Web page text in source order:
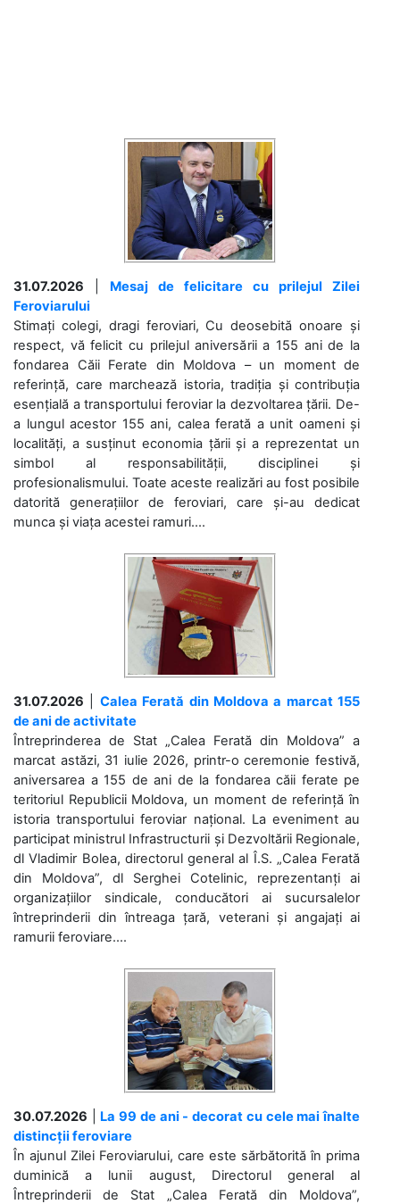
31.07.2026
Mesaj de felicitare cu prilejul Zilei
Feroviarului
Stimați colegi, dragi feroviari, Cu deosebită onoare și
respect, vă felicit cu prilejul aniversării a 155 ani de la
fondarea Căii Ferate din Moldova – un moment de
referință, care marchează istoria, tradiția și contribuția
esențială a transportului feroviar la dezvoltarea țării. De-
a lungul acestor 155 ani, calea ferată a unit oameni și
localități, a susținut economia țării și a reprezentat un
simbol al responsabilității, disciplinei și
profesionalismului. Toate aceste realizări au fost posibile
datorită generațiilor de feroviari, care și-au dedicat
munca și viața acestei ramuri....
31.07.2026
Calea Ferată din Moldova a marcat 155
de ani de activitate
Întreprinderea de Stat „Calea Ferată din Moldova” a
marcat astăzi, 31 iulie 2026, printr-o ceremonie festivă,
aniversarea a 155 de ani de la fondarea căii ferate pe
teritoriul Republicii Moldova, un moment de referință în
istoria transportului feroviar național. La eveniment au
participat ministrul Infrastructurii și Dezvoltării Regionale,
dl Vladimir Bolea, directorul general al Î.S. „Calea Ferată
din Moldova”, dl Serghei Cotelinic, reprezentanți ai
organizațiilor sindicale, conducători ai sucursalelor
întreprinderii din întreaga țară, veterani și angajați ai
ramurii feroviare....
30.07.2026
La 99 de ani - decorat cu cele mai înalte
distincții feroviare
În ajunul Zilei Feroviarului, care este sărbătorită în prima
duminică a lunii august, Directorul general al
Întreprinderii de Stat „Calea Ferată din Moldova”,